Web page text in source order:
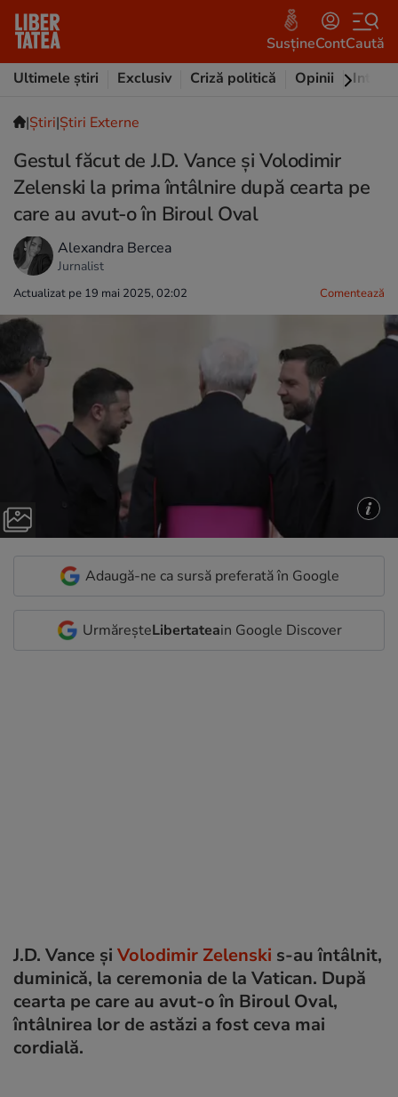
SusțineContCaută
Ultimele știri
Exclusiv Criză politică Opinii
|Ştiri|Știri Externe
Gestul făcut de J.D. Vance și Volodimir
Zelenski la prima întâlnire după cearta pe
care au avut-o în Biroul Oval
Alexandra Bercea
Jurnalist
Actualizat pe 19 mai 2025, 02:02 Comentează
Adaugă-ne ca sursă preferată în Google
UrmăreșteLibertateain Google Discover
J.D. Vance şi Volodimir Zelenski s-au întâlnit,
duminică, la ceremonia de la Vatican. După
cearta pe care au avut-o în Biroul Oval,
întâlnirea lor de astăzi a fost ceva mai
cordială.